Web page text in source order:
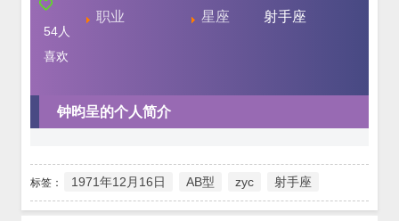
54人
喜欢
职业
星座 射手座
钟昀呈的个人简介
标签： 1971年12月16日 AB型 zyc 射手座